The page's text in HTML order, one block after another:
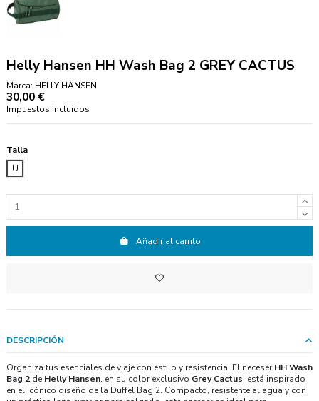
Helly Hansen HH Wash Bag 2 GREY CACTUS
Marca: HELLY HANSEN
30,00 €
Impuestos incluidos
Talla
U
Añadir al carrito
DESCRIPCIÓN
Organiza tus esenciales de viaje con estilo y resistencia. El neceserHH Wash
Bag 2 de Helly Hansen, en su color exclusivo Grey Cactus, está inspirado
en el icónico diseño de la Duffel Bag 2. Compacto, resistente al agua y con